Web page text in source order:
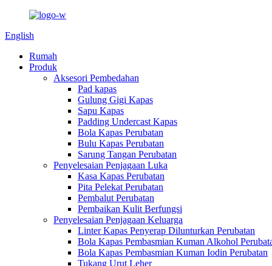
English
Rumah
Produk
Aksesori Pembedahan
Pad kapas
Gulung Gigi Kapas
Sapu Kapas
Padding Undercast Kapas
Bola Kapas Perubatan
Bulu Kapas Perubatan
Sarung Tangan Perubatan
Penyelesaian Penjagaan Luka
Kasa Kapas Perubatan
Pita Pelekat Perubatan
Pembalut Perubatan
Pembaikan Kulit Berfungsi
Penyelesaian Penjagaan Keluarga
Linter Kapas Penyerap Dilunturkan Perubatan
Bola Kapas Pembasmian Kuman Alkohol
Bola Kapas Pembasmian Kuman Iodin Perubatan
Tukang Urut Leher